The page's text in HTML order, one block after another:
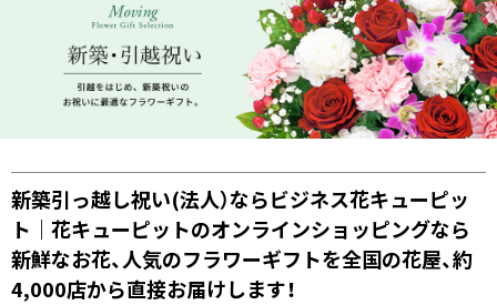
新築引っ越し祝い(法人）ならビジネス花キューピッ
ト｜花キューピットのオンラインショッピングなら
新鮮なお花、人気のフラワーギフトを全国の花屋、約
4,000店から直接お届けします！